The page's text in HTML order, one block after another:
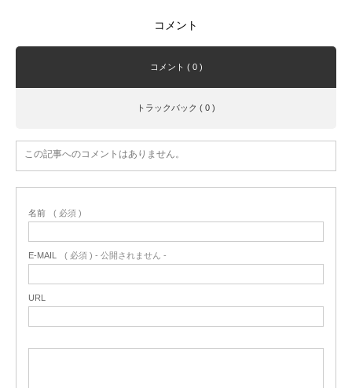
コメント
コメント ( 0 )
トラックバック ( 0 )
この記事へのコメントはありません。
名前 ( 必須 )
E-MAIL ( 必須 ) - 公開されません -
URL